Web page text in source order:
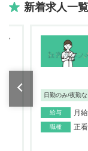
新着求人一覧
グ
日勤のみ/夜勤な
給与 月
職種 正